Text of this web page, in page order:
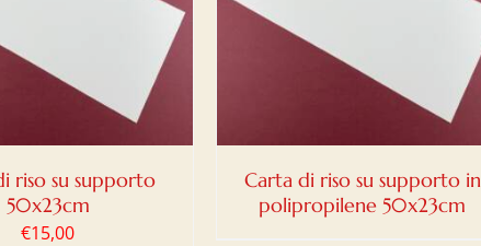
riso su supporto
50x23cm
€15,00
Carta di riso su supporto in
polipropilene 50x23cm